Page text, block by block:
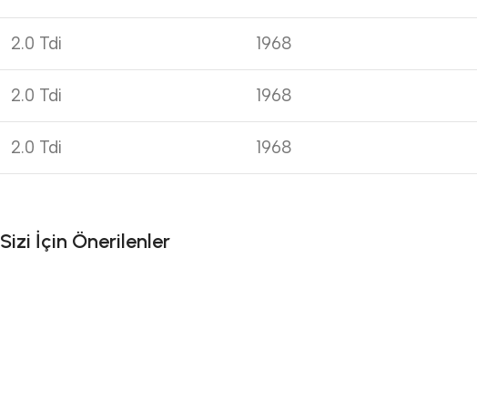
2.0 Tdi 1968
2.0 Tdi 1968
2.0 Tdi 1968
Sizi İçin Önerilenler